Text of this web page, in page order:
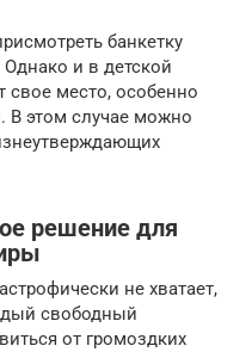
банкетку
и в детской
свое место, особенно
В этом случае можно
решение для
не хватает,
свободный
от громоздких